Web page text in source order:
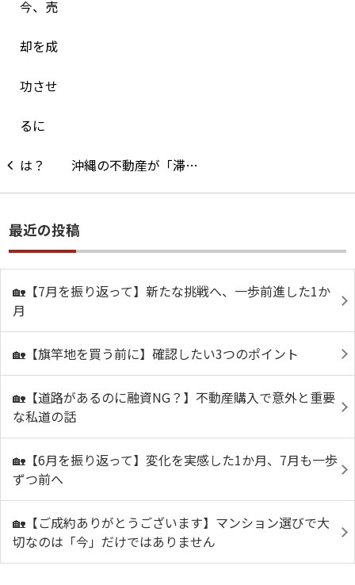
沖縄の不動産が「滞…
最近の投稿
🏡【7月を振り返って】新たな挑戦へ、一歩前進した1か
月
🏡【旗竿地を買う前に】確認したい3つのポイント
🏡【道路があるのに融資NG？】不動産購入で意外と重要
な私道の話
🏡【6月を振り返って】変化を実感した1か月、7月も一歩
ずつ前へ
🏡【ご成約ありがとうございます】マンション選びで大
切なのは「今」だけではありません